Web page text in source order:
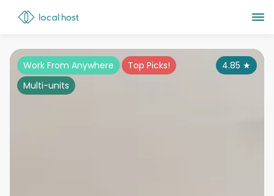
4.85 ★
Work From Anywhere
Top Picks!
Multi-units